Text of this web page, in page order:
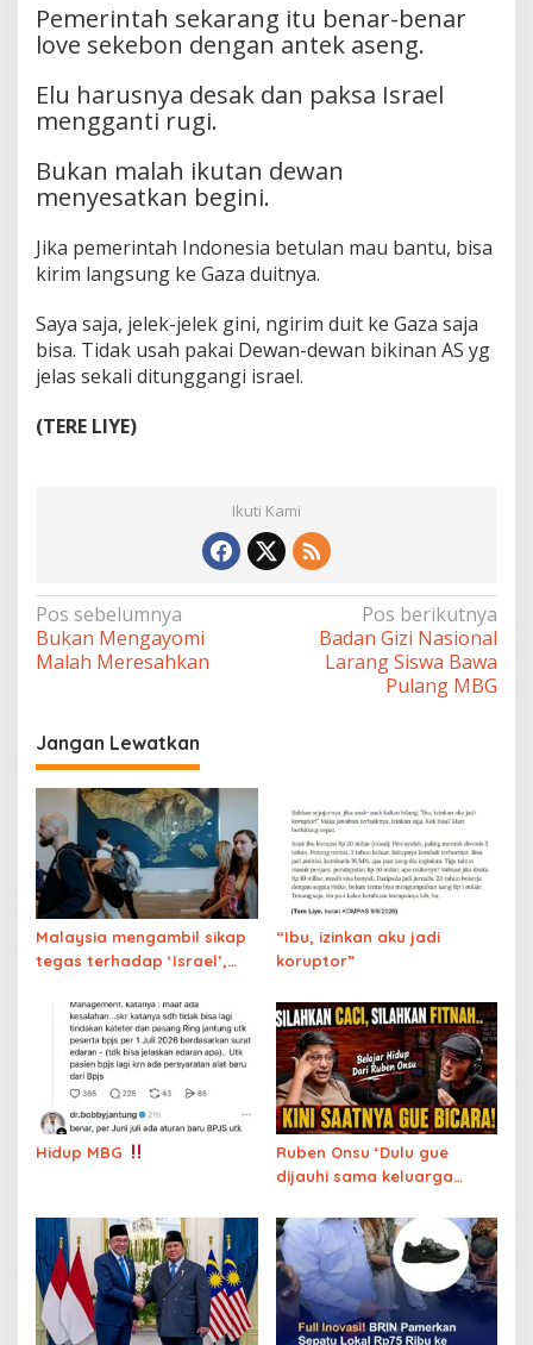
Pemerintah sekarang itu benar-benar
love sekebon dengan antek aseng.
Elu harusnya desak dan paksa Israel
mengganti rugi.
Bukan malah ikutan dewan
menyesatkan begini.
Jika pemerintah Indonesia betulan mau bantu, bisa
kirim langsung ke Gaza duitnya.
Saya saja, jelek-jelek gini, ngirim duit ke Gaza saja
bisa. Tidak usah pakai Dewan-dewan bikinan AS yg
jelas sekali ditunggangi israel.
(TERE LIYE)
Ikuti Kami
Navigasi
pos
Pos sebelumnya
Bukan Mengayomi
Malah Meresahkan
Pos berikutnya
Badan Gizi Nasional
Larang Siswa Bawa
Pulang MBG
Jangan Lewatkan
Malaysia mengambil sikap
tegas terhadap ‘Israel’,
tetap terbuka untuk ‘Israel’
“Ibu, izinkan aku jadi
koruptor”
Hidup MBG
Ruben Onsu ‘Dulu gue
dijauhi sama keluarga
sekarang dijauhi karena
Mualaf’